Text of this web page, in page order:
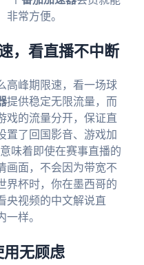
常方便。
，看直播不中断
高峰期限速，看一场球
提供稳定无限流量，而
戏的流量分开，保证直
置了回国影音、游戏加
味着即使在赛事直播的
画面，不会因为带宽不
界杯时，你在墨西哥的
央视频的中文解说直
样。
用无顾虑